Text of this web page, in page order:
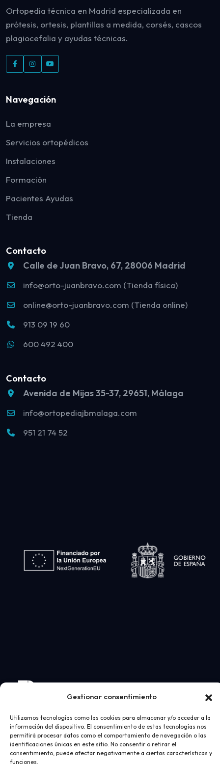
Gestionar consentimiento
Utilizamos tecnologías como las cookies para almacenar y/o acceder a la
información del dispositivo. El consentimiento de estas tecnologías nos
permitirá procesar datos como el comportamiento de navegación o las
identificaciones únicas en este sitio. No consentir o retirar el
consentimiento, puede afectar negativamente a ciertas características y
funciones.
Ortopedia técnica en Madrid especializada en
prótesis, ortesis, plantillas a medida, corsés, cascos
plagiocefalia y ayudas técnicas.
Navegación
La empresa
Servicios ortopédicos
Instalaciones
Formación
Pacientes Ayudas
Tienda
Contacto
Calle de Juan Bravo, 67, 28006 Madrid
info@orto-juanbravo.com (Tienda física)
online@orto-juanbravo.com (Tienda online)
913 09 19 60
600 492 400
Contacto
Avenida de Mijas 35-37, 29651, Málaga
info@ortopediajbmalaga.com
951 21 74 52